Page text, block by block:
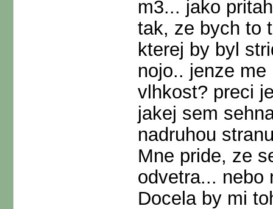
m3... jako
tak, ze bych to
kterej by byl
nojo.. jenze
vlhkost? preci
jakej sem
nadruhou
Mne pride, ze
odvetra... nebo
Docela by mi